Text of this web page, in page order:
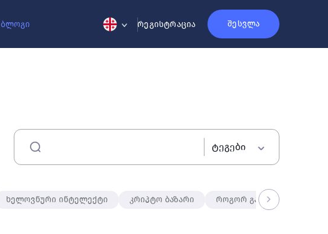
ბლოგი რეგისტრაცია შესვლა
ტეგები
ხელოვნური ინტელექტი კრიპტო ბაზარი როგორ გავაკეთო?